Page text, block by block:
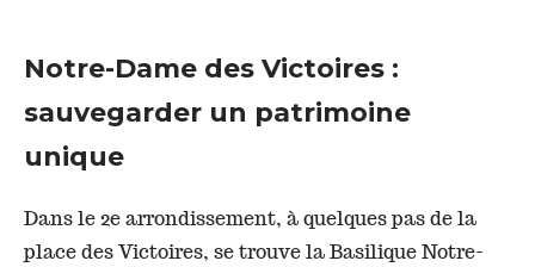
Notre-Dame des Victoires :
sauvegarder un patrimoine
unique
Dans le 2e arrondissement, à quelques pas de la
place des Victoires, se trouve la Basilique Notre-